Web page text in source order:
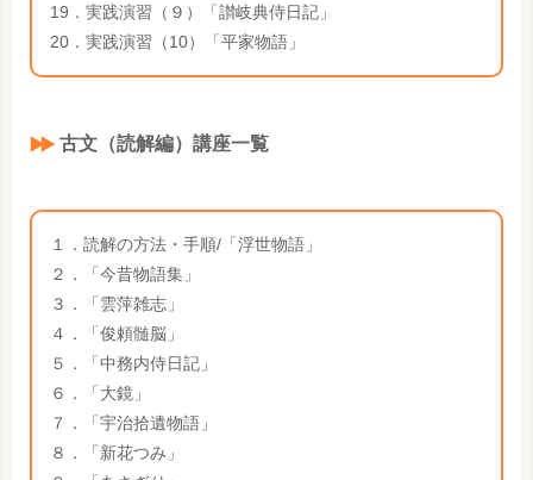
19．実践演習（９）「讃岐典侍日記」
20．実践演習（10）「平家物語」
古文（読解編）講座一覧
１．読解の方法・手順/「浮世物語」
２．「今昔物語集」
３．「雲萍雑志」
４．「俊頼髄脳」
５．「中務内侍日記」
６．「大鏡」
７．「宇治拾遺物語」
８．「新花つみ」